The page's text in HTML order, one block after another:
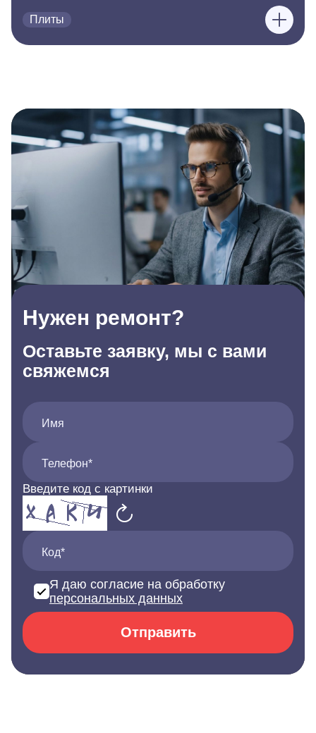
Плиты
Нужен ремонт?
Оставьте заявку, мы с вами
свяжемся
Имя
Телефон*
Введите код с картинки
Код*
Я даю согласие на обработку
персональных данных
Отправить